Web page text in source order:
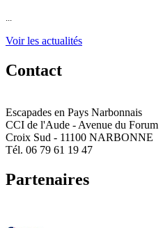
...
Voir les actualités
Contact
Escapades en Pays Narbonnais
CCI de l'Aude - Avenue du Forum
Croix Sud - 11100 NARBONNE
Tél. 06 79 61 19 47
Partenaires